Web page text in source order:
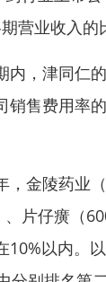
营业收入的
，津同仁的
销售费用率
金陵药业
片仔癀 （
10%以内。